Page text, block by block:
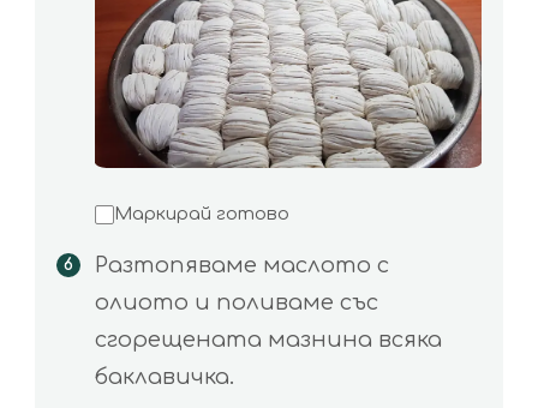
Маркирай готово
Разтопяваме маслото с
олиото и поливаме със
сгорещената мазнина всяка
баклавичка.